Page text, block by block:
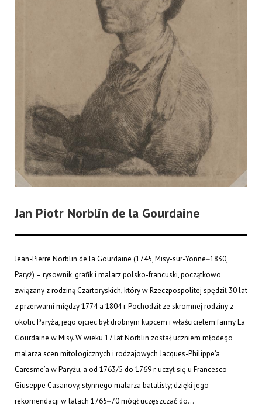
Jan Piotr Norblin de la Gourdaine
Jean-Pierre Norblin de la Gourdaine (1745, Misy-sur-Yonne‒1830,
Paryż) – rysownik, grafik i malarz polsko-francuski, początkowo
związany z rodziną Czartoryskich, który w Rzeczpospolitej spędził 30 lat
z przerwami między 1774 a 1804 r. Pochodził ze skromnej rodziny z
okolic Paryża, jego ojciec był drobnym kupcem i właścicielem farmy La
Gourdaine w Misy. W wieku 17 lat Norblin został uczniem młodego
malarza scen mitologicznych i rodzajowych Jacques-Philippe’a
Caresme’a w Paryżu, a od 1763/5 do 1769 r. uczył się u Francesco
Giuseppe Casanovy, słynnego malarza batalisty; dzięki jego
rekomendacji w latach 1765‒70 mógł uczęszczać do...